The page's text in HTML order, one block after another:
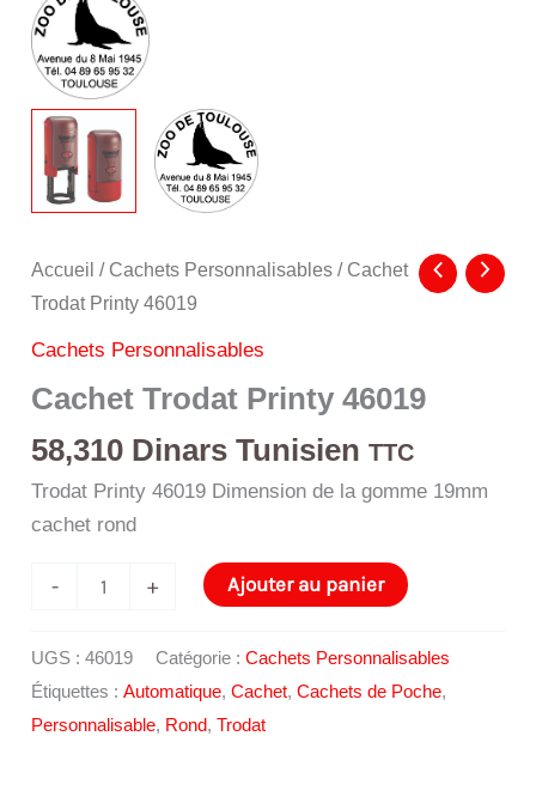
Accueil / Cachets Personnalisables / Cachet
Trodat Printy 46019
Cachets Personnalisables
Cachet Trodat Printy 46019
58,310 Dinars Tunisien TTC
Trodat Printy 46019 Dimension de la gomme 19mm
cachet rond
-
quantité
Trodat
+ Ajouter au panier
UGS :46019 Catégorie :Cachets Personnalisables
Étiquettes :Automatique,Cachet,Cachets de Poche,
Personnalisable, Rond,Trodat